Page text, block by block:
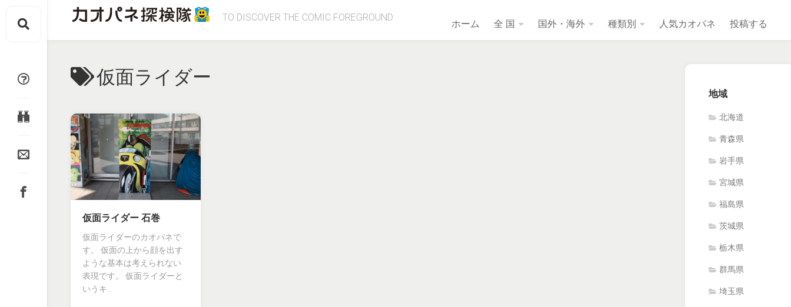
content
TO DISCOVER THE COMIC FOREGROUND
ホーム 全 国 国外・海外 種類別 人気カオパネ 投稿する
仮面ライダー
仮面ライダー 石巻
仮面ライダーのカオパネで
す。 仮面の上から顔を出す
ような基本は考えられない
表現です。 仮面ライダーと
いうキ…
地域
北海道
青森県
岩手県
宮城県
福島県
茨城県
栃木県
群馬県
埼玉県